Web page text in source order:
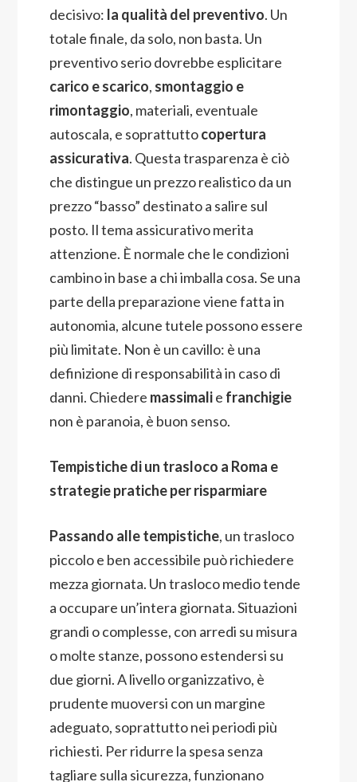
decisivo: la qualità del preventivo. Un
totale finale, da solo, non basta. Un
preventivo serio dovrebbe esplicitare
carico e scarico, smontaggio e
rimontaggio, materiali, eventuale
autoscala, e soprattuttocopertura
assicurativa. Questa trasparenza è ciò
che distingue un prezzo realistico da un
prezzo “basso” destinato a salire sul
posto. Il tema assicurativo merita
attenzione. È normale che le condizioni
cambino in base a chi imballa cosa. Se una
parte della preparazione viene fatta in
autonomia, alcune tutele possono essere
più limitate. Non è un cavillo: è una
definizione di responsabilità in caso di
danni. Chiedere massimalie franchigie
non è paranoia, è buon senso.
Tempistiche di un trasloco a Roma e
strategie pratiche per risparmiare
Passando alle tempistiche, un trasloco
piccolo e ben accessibile può richiedere
mezza giornata. Un trasloco medio tende
a occupare un’intera giornata. Situazioni
grandi o complesse, con arredi su misura
o molte stanze, possono estendersi su
due giorni. A livello organizzativo, è
prudente muoversi con un margine
adeguato, soprattutto nei periodi più
richiesti. Per ridurre la spesa senza
tagliare sulla sicurezza, funzionano